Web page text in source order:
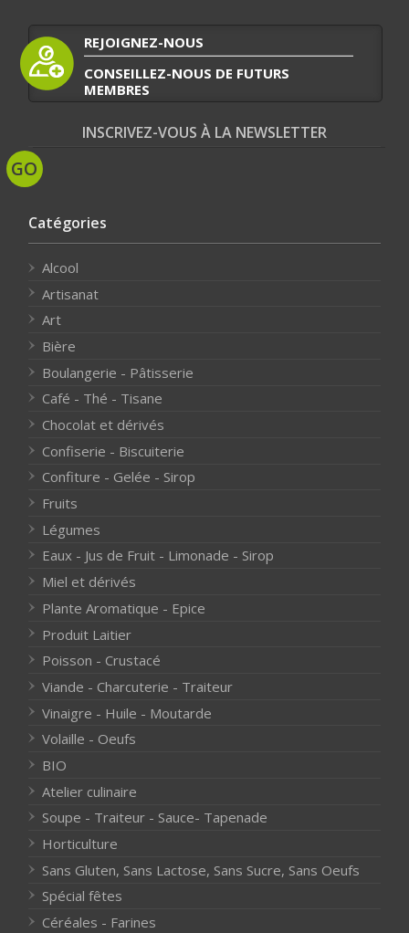
REJOIGNEZ-NOUS
CONSEILLEZ-NOUS DE FUTURS
MEMBRES
INSCRIVEZ-VOUS À LA NEWSLETTER
Catégories
Alcool
Artisanat
Art
Bière
Boulangerie - Pâtisserie
Café - Thé - Tisane
Chocolat et dérivés
Confiserie - Biscuiterie
Confiture - Gelée - Sirop
Fruits
Légumes
Eaux - Jus de Fruit - Limonade - Sirop
Miel et dérivés
Plante Aromatique - Epice
Produit Laitier
Poisson - Crustacé
Viande - Charcuterie - Traiteur
Vinaigre - Huile - Moutarde
Volaille - Oeufs
BIO
Atelier culinaire
Soupe - Traiteur - Sauce- Tapenade
Horticulture
Sans Gluten, Sans Lactose, Sans Sucre, Sans Oeufs
Spécial fêtes
Céréales - Farines